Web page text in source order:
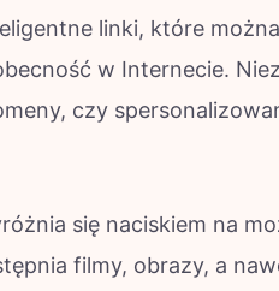
linki, które
w Internecie.
czy
się naciskiem na
filmy, obrazy, a